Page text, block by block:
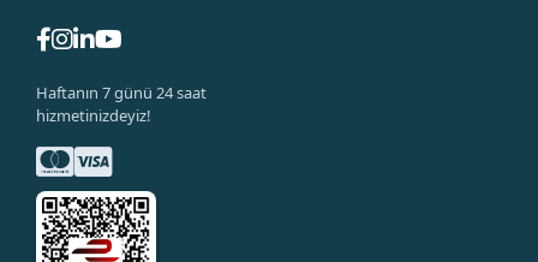
Haftanın 7 günü 24 saat
hizmetinizdeyiz!